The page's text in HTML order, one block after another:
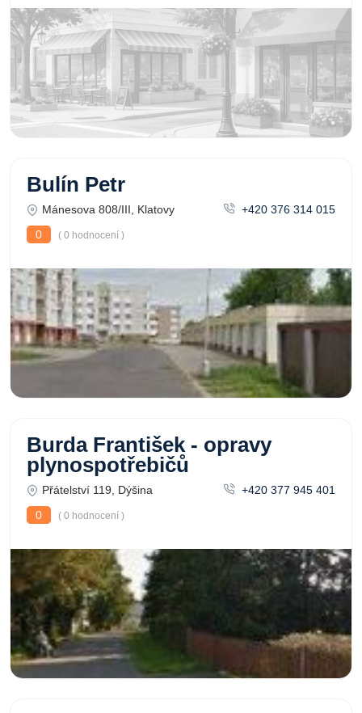
Bulín Petr
Mánesova 808/III, Klatovy
+420 376 314 015
0
( 0 hodnocení )
Burda František - opravy
plynospotřebičů
Přátelství 119, Dýšina
+420 377 945 401
0
( 0 hodnocení )